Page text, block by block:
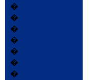
�
�
�
�
�
�
�